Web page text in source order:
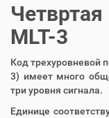
MLT-3
Код трехуровневой
3) имеет много
три уровня сигнала.
Единице